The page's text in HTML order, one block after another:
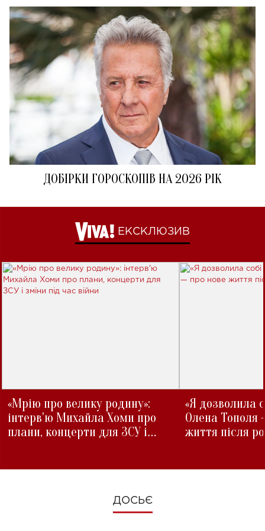
ДОБІРКИ ГОРОСКОПІВ НА 2026 РІК
ЕКСКЛЮЗИВ
«Мрію про велику родину»:
інтерв'ю Михайла Хоми про
плани, концерти для ЗСУ і
«Я дозволила
Олена Тополя
життя після
ДОСЬЄ